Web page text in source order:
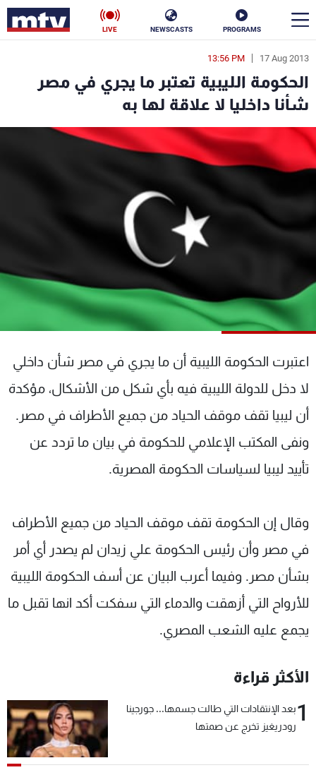
PROGRAMS
NEWSCASTS
LIVE
17 Aug 2013
13:56 PM
الحكومة الليبية تعتبر ما يجري في مصر
شأنا داخليا لا علاقة لها به
اعتبرت الحكومة الليبية أن ما يجري في مصر شأن داخلي
لا دخل للدولة الليبية فيه بأي شكل من الأشكال، مؤكدة
أن ليبيا تقف موقف الحياد من جميع الأطراف في مصر.
ونفى المكتب الإعلامي للحكومة في بيان ما تردد عن
تأييد ليبيا لسياسات الحكومة المصرية.
وقال إن الحكومة تقف موقف الحياد من جميع الأطراف
في مصر وأن رئيس الحكومة علي زيدان لم يصدر أي أمر
بشأن مصر. وفيما أعرب البيان عن أسف الحكومة الليبية
للأرواح التي أزهقت والدماء التي سفكت أكد انها تقبل ما
يجمع عليه الشعب المصري.
الأكثر قراءة
1بعد الإنتقادات التي طالت جسمها... جورجينا
رودريغيز تخرج عن صمتها
en
الأخبار
سياسة ناس
إقتصاد
منوعات رياضة
كأس العالم
البرامج
جدول البرامج
شاهد البرامج
عن MTV
الإنـتـاج
لاعلاناتكم
وظائف
تواصل معنا
شروط الإسـتخدام
سياسة الخصوصية